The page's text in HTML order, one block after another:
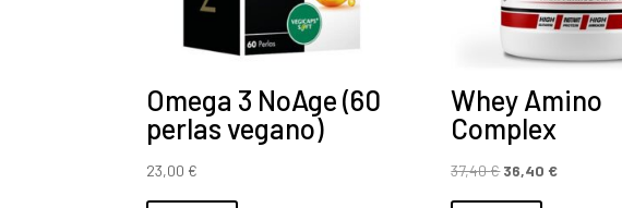
Omega 3 NoAge (60
perlas vegano)
23,00 €
Whey Amino
Complex
37,40€ El
precio
36,40 €El